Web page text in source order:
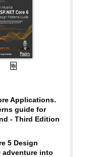
Applications.
guide for
- Third Edition
5 Design
adventure into